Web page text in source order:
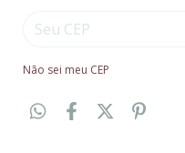
Não sei meu CEP